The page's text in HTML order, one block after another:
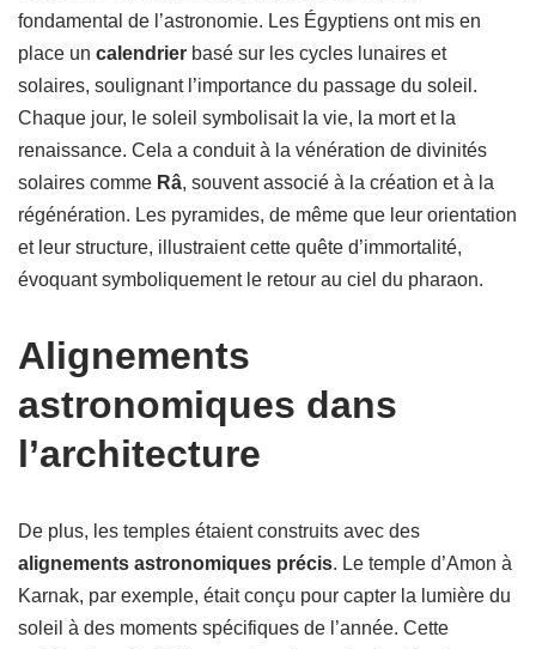
fondamental de l’astronomie. Les Égyptiens ont mis en
place un calendrier basé sur les cycles lunaires et
solaires, soulignant l’importance du passage du soleil.
Chaque jour, le soleil symbolisait la vie, la mort et la
renaissance. Cela a conduit à la vénération de divinités
solaires comme Râ, souvent associé à la création et à la
régénération. Les pyramides, de même que leur orientation
et leur structure, illustraient cette quête d’immortalité,
évoquant symboliquement le retour au ciel du pharaon.
Alignements
astronomiques dans
l’architecture
De plus, les temples étaient construits avec des
alignements astronomiques précis. Le temple d’Amon à
Karnak, par exemple, était conçu pour capter la lumière du
soleil à des moments spécifiques de l’année. Cette